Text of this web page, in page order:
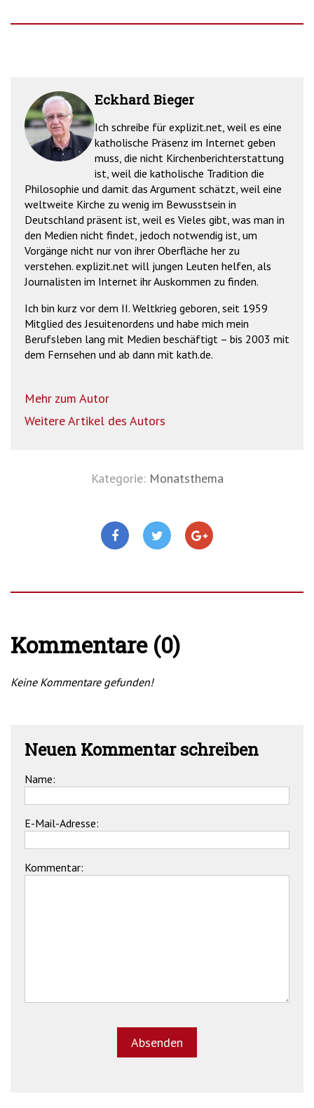
Eckhard Bieger
Ich schreibe für explizit.net, weil es eine
katholische Präsenz im Internet geben
muss, die nicht Kirchenberichterstattung
ist, weil die katholische Tradition die
Philosophie und damit das Argument schätzt, weil eine
weltweite Kirche zu wenig im Bewusstsein in
Deutschland präsent ist, weil es Vieles gibt, was man in
den Medien nicht findet, jedoch notwendig ist, um
Vorgänge nicht nur von ihrer Oberfläche her zu
verstehen. explizit.net will jungen Leuten helfen, als
Journalisten im Internet ihr Auskommen zu finden.
Ich bin kurz vor dem II. Weltkrieg geboren, seit 1959
Mitglied des Jesuitenordens und habe mich mein
Berufsleben lang mit Medien beschäftigt – bis 2003 mit
dem Fernsehen und ab dann mit kath.de.
Mehr zum Autor
Weitere Artikel des Autors
Kategorie: Monatsthema
Kommentare (0)
Keine Kommentare gefunden!
Neuen Kommentar schreiben
Name:
E-Mail-Adresse:
Kommentar: